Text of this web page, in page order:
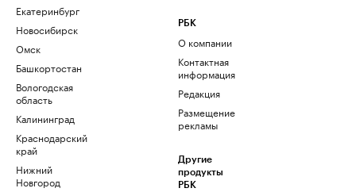
Екатеринбург
Новосибирск
Омск
Башкортостан
Вологодская
область
Калининград
Краснодарский
край
Нижний
Новгород
РБК
О компании
Контактная
информация
Редакция
Размещение
рекламы
Другие
продукты
РБК